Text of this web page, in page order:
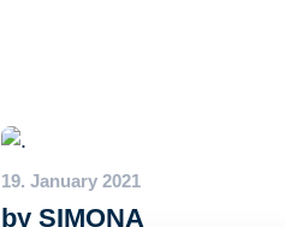
19. January 2021
by SIMONA